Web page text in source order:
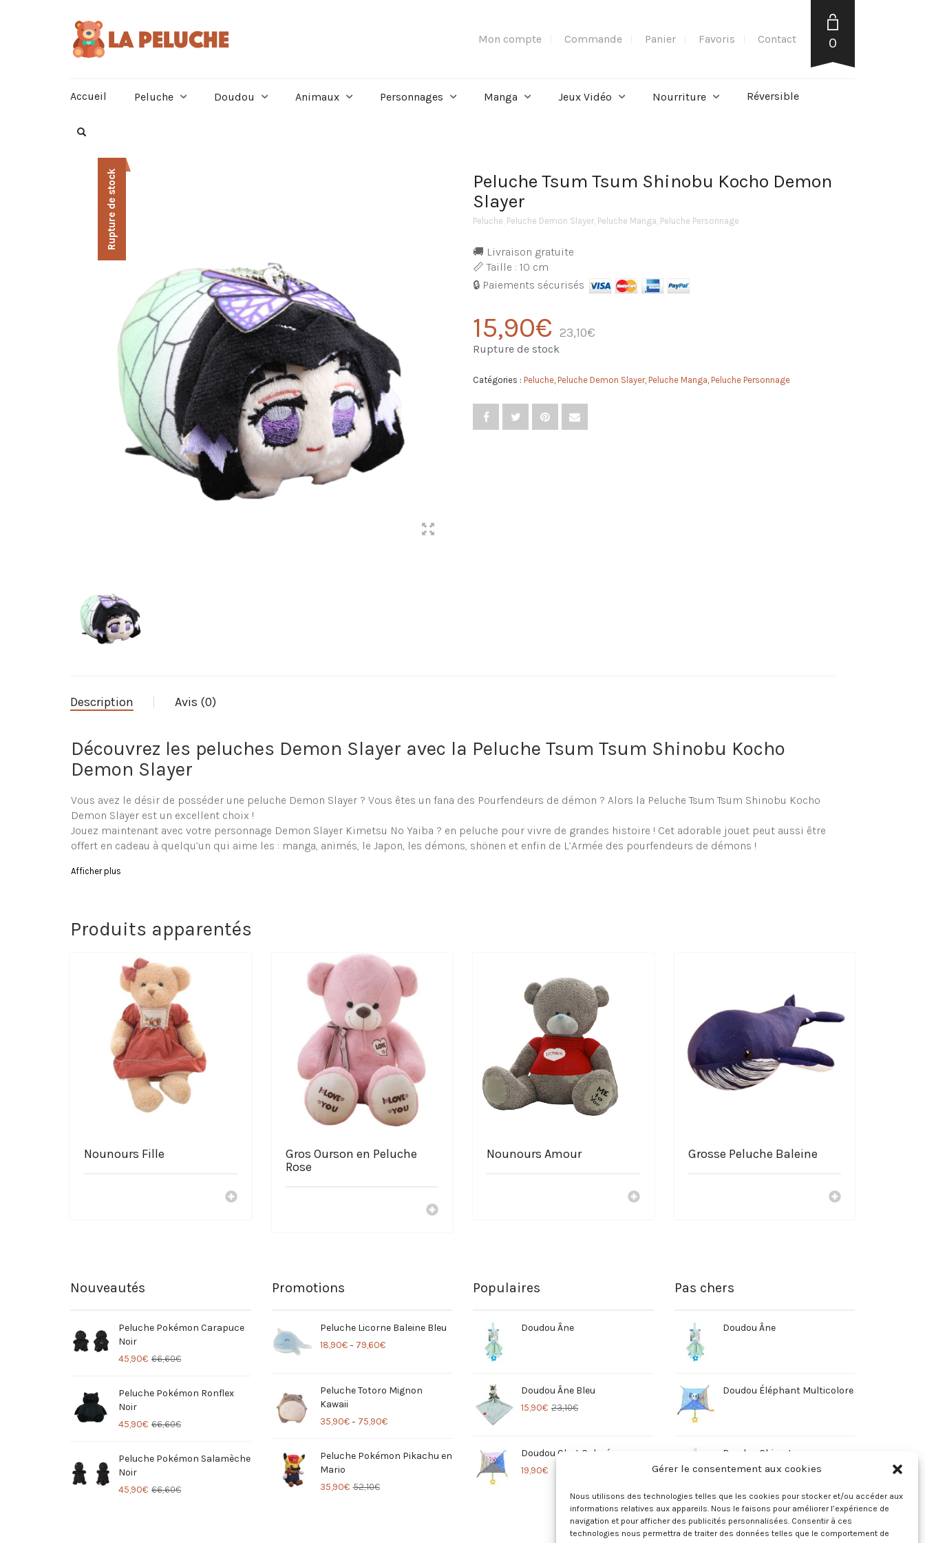
Gérer le consentement aux cookies
Nous utilisons des technologies telles que les cookies pour stocker et/ou accéder aux
informations relatives aux appareils. Nous le faisons pour améliorer l’expérience de
navigation et pour afficher des publicités personnalisées. Consentir à ces
technologies nous permettra de traiter des données telles que le comportement de
Mon compte Commande Panier Favoris Contact 0
Accueil Peluche Doudou Animaux Personnages Manga Jeux Vidéo Nourriture Réversible
Rupture de stock
Peluche Tsum Tsum Shinobu Kocho Demon
Slayer
Peluche Peluche Demon Slayer Peluche Manga Peluche Personnage
🚚 Livraison gratuite
📏 Taille : 10 cm
🔒 Paiements sécurisés
23,10€
15,90€
Rupture de stock
Catégories : Peluche Peluche Demon Slayer, Peluche Manga Peluche Personnage
Description Avis (0)
Découvrez les peluches Demon Slayer avec la Peluche Tsum Tsum Shinobu Kocho
Demon Slayer
Vous avez le désir de posséder une peluche Demon Slayer ? Vous êtes un fana des Pourfendeurs de démon ? Alors la Peluche Tsum Tsum Shinobu Kocho
Demon Slayer est un excellent choix !
Jouez maintenant avec votre personnage Demon Slayer Kimetsu No Yaiba ? en peluche pour vivre de grandes histoire ! Cet adorable jouet peut aussi être
offert en cadeau à quelqu’un qui aime les : manga, animés, le Japon, les démons, shönen et enfin de L’Armée des pourfendeurs de démons !
Parcourez notre ribambelle de pourfendeur de demon en peluche
Informations de la Peluche Tsum Tsum Shinobu Kocho Demon Slayer
Peluche représenté : Tsum Tsum Shinobu Kocho Demon Slayer
Haute qualité
Grandement douce
Matière de la peluche : coton
Lavage à la main préférable ou machine à laver 30 degrés
Choisir la boutique La-Peluche.com
Service après vente Français
Livraison offerte
Paiement sécurisé
Afficher plus
Produits apparentés
Nounours Fille
Gros Ourson en Peluche
Rose
Nounours Amour Grosse Peluche Baleine
Nouveautés
Peluche Pokémon Carapuce
Noir
66,60€
45,90€
Peluche Pokémon Ronflex
Noir
66,60€
45,90€
Peluche Pokémon Salamèche
Noir
66,60€
45,90€
Promotions
Peluche Licorne Baleine Bleu
18,90€– 79,60€
Peluche Totoro Mignon
Kawaii
35,90€– 75,90€
Peluche Pokémon Pikachu en
Mario
52,10€
35,90€
Populaires
Doudou Âne
Doudou Âne Bleu
23,10€
15,90€
Doudou Chat Coloré
19,90€
Pas chers
Doudou Âne
Doudou Éléphant Multicolore
Doudou Chien Jaune